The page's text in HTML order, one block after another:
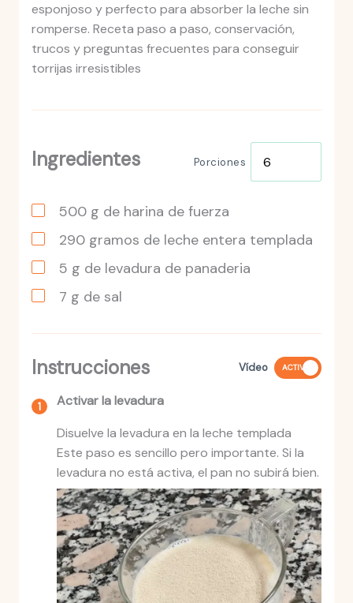
esponjoso y perfecto para absorber la leche sin
romperse. Receta paso a paso, conservación,
trucos y preguntas frecuentes para conseguir
torrijas irresistibles
Ingredientes Porciones
500 g de harina de fuerza
290 gramos de leche entera templada
5 g de levadura de panaderia
7 g de sal
Instrucciones Vídeo ACTIVO
Activar la levadura
Disuelve la levadura en la leche templada
Este paso es sencillo pero importante. Si la
levadura no está activa, el pan no subirá bien.